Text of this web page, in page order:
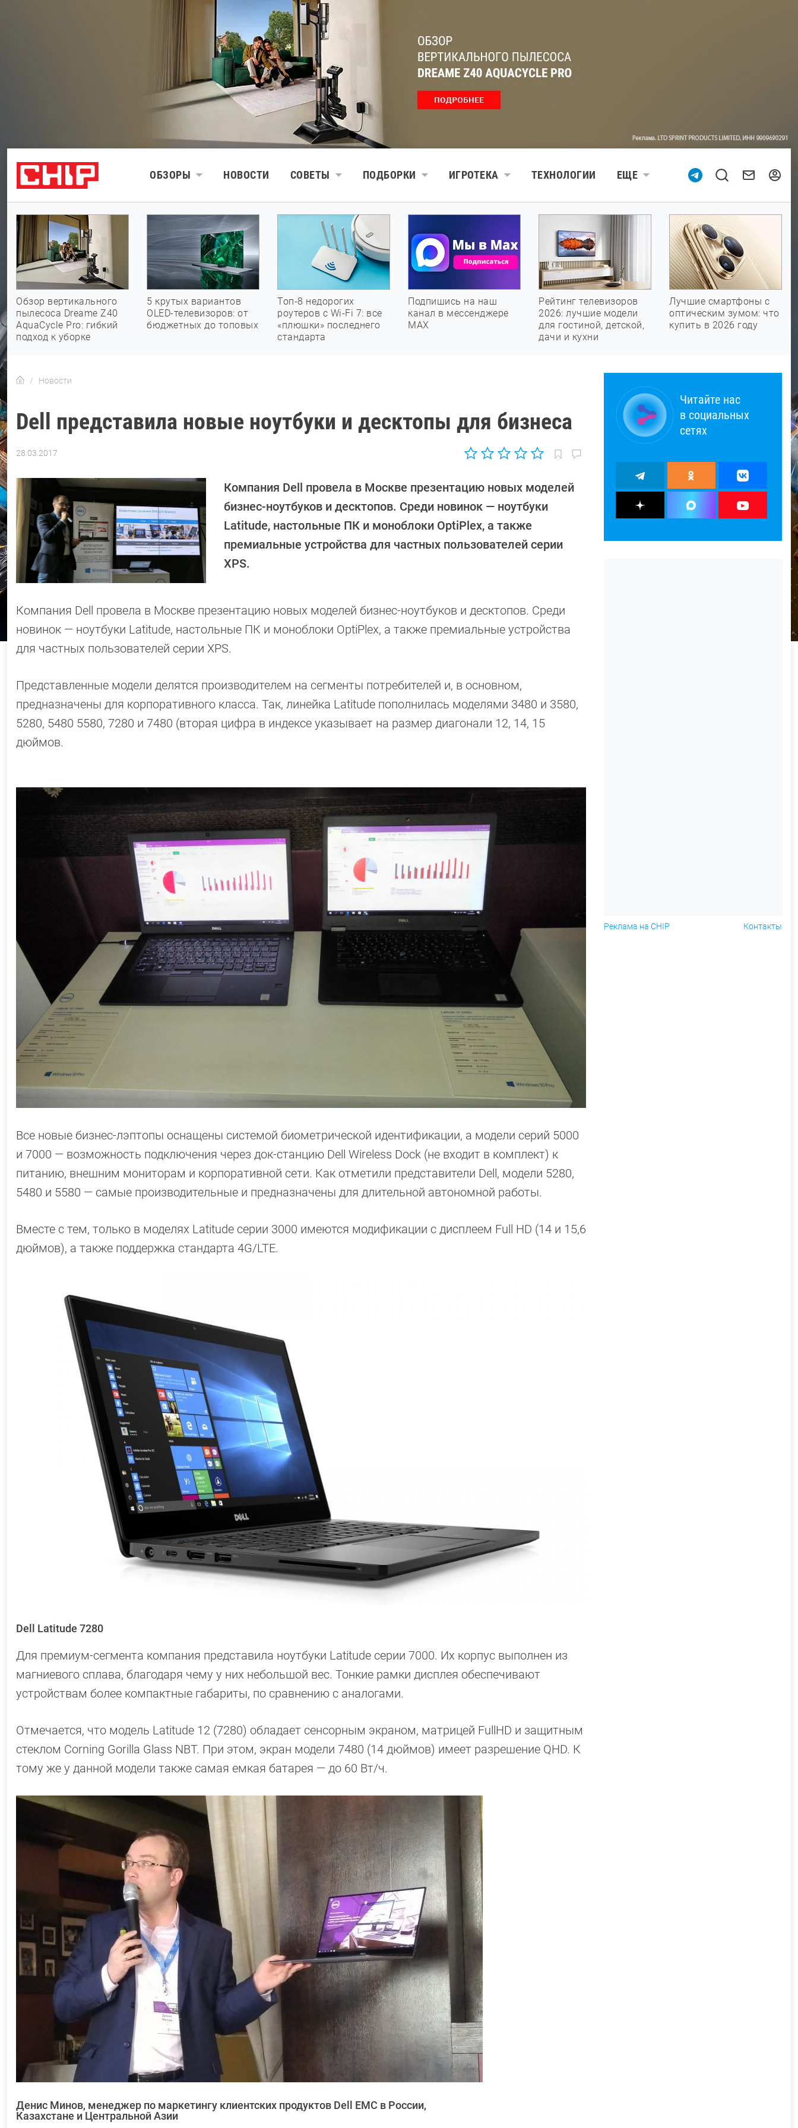
ОБЗОРЫ НОВОСТИ СОВЕТЫ ПОДБОРКИ ИГРОТЕКА ТЕХНОЛОГИИ ЕЩЕ
Обзор вертикального
пылесоса Dreame Z40
AquaCycle Pro: гибкий
подход к уборке
5 крутых вариантов
OLED-телевизоров: от
бюджетных до топовых
Топ-8 недорогих
роутеров с Wi-Fi 7: все
«плюшки» последнего
стандарта
Подпишись на наш
канал в мессенджере
МАХ
Рейтинг телевизоров
2026: лучшие модели
для гостиной, детской,
дачи и кухни
Лучшие смартфоны с
оптическим зумом: что
купить в 2026 году
Новости
Dell представила новые ноутбуки и десктопы для бизнеса
28.03.2017
Киреев
Компания Dell провела в Москве презентацию новых моделей
бизнес-ноутбуков и десктопов. Среди новинок — ноутбуки
Latitude, настольные ПК и моноблоки OptiPlex, а также
премиальные устройства для частных пользователей серии
XPS.
Компания Dell провела в Москве презентацию новых моделей бизнес-ноутбуков и десктопов. Среди
новинок — ноутбуки Latitude, настольные ПК и моноблоки OptiPlex, а также премиальные устройства
для частных пользователей серии XPS.
Представленные модели делятся производителем на сегменты потребителей и, в основном,
предназначены для корпоративного класса. Так, линейка Latitude пополнилась моделями 3480 и 3580,
5280, 5480 5580, 7280 и 7480 (вторая цифра в индексе указывает на размер диагонали 12, 14, 15
дюймов.
Все новые бизнес-лэптопы оснащены системой биометрической идентификации, а модели серий 5000
и 7000 — возможность подключения через док-станцию Dell Wireless Dock (не входит в комплект) к
питанию, внешним мониторам и корпоративной сети. Как отметили представители Dell, модели 5280,
5480 и 5580 — самые производительные и предназначены для длительной автономной работы.
Вместе с тем, только в моделях Latitude серии 3000 имеются модификации с дисплеем Full HD (14 и 15,6
дюймов), а также поддержка стандарта 4G/LTE.
Dell Latitude 7280
Для премиум-сегмента компания представила ноутбуки Latitude серии 7000. Их корпус выполнен из
магниевого сплава, благодаря чему у них небольшой вес. Тонкие рамки дисплея обеспечивают
устройствам более компактные габариты, по сравнению с аналогами.
Отмечается, что модель Latitude 12 (7280) обладает сенсорным экраном, матрицей FullHD и защитным
стеклом Corning Gorilla Glass NBT. При этом, экран модели 7480 (14 дюймов) имеет разрешение QHD. К
тому же у данной модели также самая емкая батарея — до 60 Вт/ч.
Денис Минов, менеджер по маркетингу клиентских продуктов Dell EMC в России,
Казахстане и Центральной Азии
Читайте нас
в социальных
сетях
Реклама на CHIP Контакты